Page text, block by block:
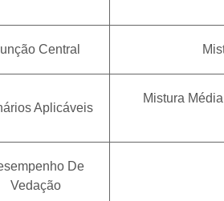
Central
Aplicáveis
Mistura
De
Vedação